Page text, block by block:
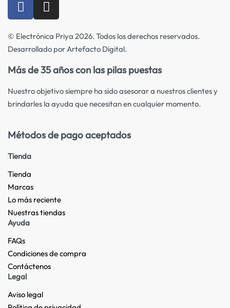
© Electrónica Priya 2026. Todos los derechos reservados.
Desarrollado por Artefacto Digital.
Más de 35 años con las pilas puestas
Nuestro objetivo siempre ha sido asesorar a nuestros clientes y
brindarles la ayuda que necesitan en cualquier momento.
Métodos de pago aceptados
Tienda
Tienda
Marcas
Lo más reciente​
Nuestras tiendas​
Ayuda
FAQs
Condiciones de compra
Contáctenos
Legal
Aviso legal